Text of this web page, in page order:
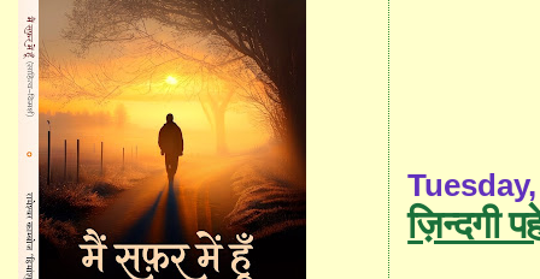
ज़िन्दगी